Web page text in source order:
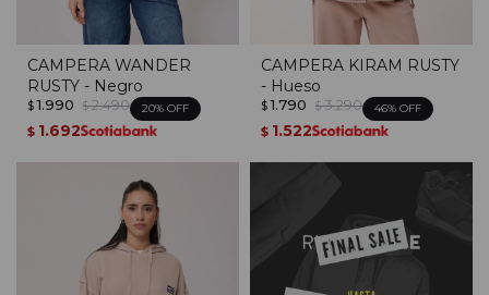
CAMPERA WANDER
RUSTY - Negro
$ 1.990 $ 2.490 20
$ 1.692
CAMPERA KIRAM RUSTY
- Hueso
$ 1.790 $ 3.290 46
$ 1.522